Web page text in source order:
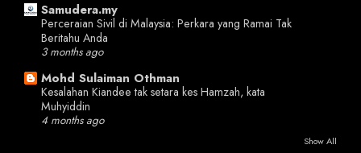
Samudera.my
Perceraian Sivil di Malaysia: Perkara yang Ramai Tak
Beritahu Anda
3 months ago
Mohd Sulaiman Othman
Kesalahan Kiandee tak setara kes Hamzah, kata
Muhyiddin
4 months ago
Show All